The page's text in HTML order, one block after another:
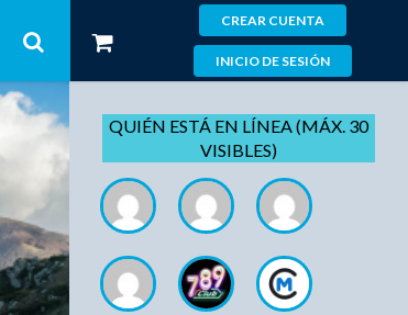
CREAR CUENTA
INICIO DE SESIÓN
QUIÉN ESTÁ EN LÍNEA (MÁX. 30
VISIBLES)